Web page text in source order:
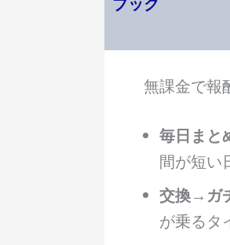
無課金で報
毎日まと
間が短い
交換→ガ
が乗るタ